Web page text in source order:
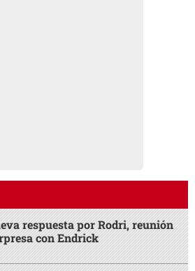
respuesta por Rodri, reunión
con Endrick